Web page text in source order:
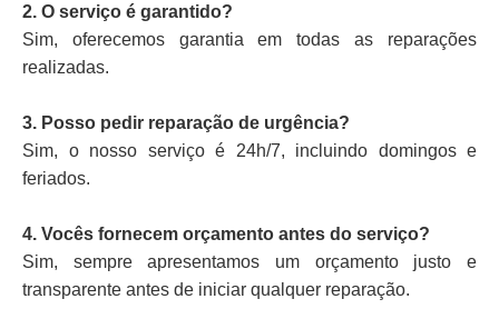
2. O serviço é garantido?
Sim, oferecemos garantia em todas as reparações
realizadas.
3. Posso pedir reparação de urgência?
Sim, o nosso serviço é 24h/7, incluindo domingos e
feriados.
4. Vocês fornecem orçamento antes do serviço?
Sim, sempre apresentamos um orçamento justo e
transparente antes de iniciar qualquer reparação.